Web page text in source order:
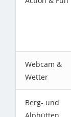
Webcam &
Wetter
Berg- und